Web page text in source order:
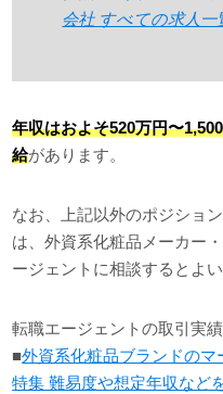
会社 すべての求人一
年収はおよそ520万円〜
給があります。
なお、上記以外のポジショ
は、外資系化粧品メーカー
ージェントに相談するとよい
転職エージェントの取引実
■外資系化粧品ブランドのマ
特集 難易度や想定年収など